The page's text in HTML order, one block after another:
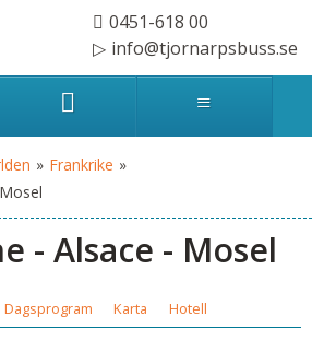
0451-618 00
info@tjornarpsbuss.se
» Frankrike »
- Alsace - Mosel
Dagsprogram Karta Hotell